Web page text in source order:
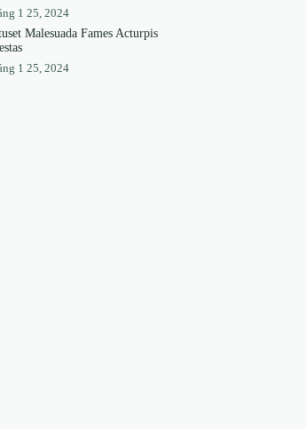
1 25, 2024
Malesuada Fames Acturpis
1 25, 2024